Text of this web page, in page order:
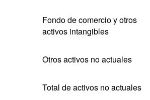
Fondo de comercio y otros
activos intangibles
Otros activos no actuales
Total de activos no actuales